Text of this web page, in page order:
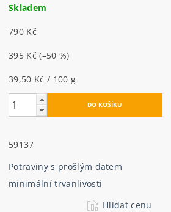
Skladem
790 Kč
395 Kč(–50 %)
39,50 Kč / 100 g
59137
Potraviny s prošlým datem
minimální trvanlivosti
Hlídat cenu